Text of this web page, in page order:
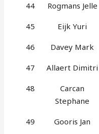
44 Rogmans Jelle
45 Eijk Yuri
46 Davey Mark
47 Allaert Dimitri
48
Carcan
Stephane
49 Gooris Jan